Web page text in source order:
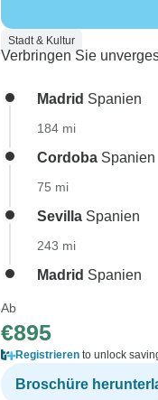
Stadt & Kultur
Verbringen Sie
Madrid Spanien
184 mi
Cordoba Spanien
75 mi
Sevilla Spanien
243 mi
Madrid Spanien
Ab
€895
Registrieren to unlock
Broschüre